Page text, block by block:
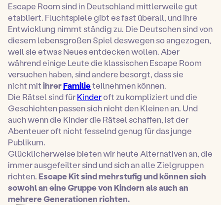
Escape Room sind in Deutschland mittlerweile gut
etabliert. Fluchtspiele gibt es fast überall, und ihre
Entwicklung nimmt ständig zu. Die Deutschen sind von
diesem lebensgroßen Spiel deswegen so angezogen,
weil sie etwas Neues entdecken wollen. Aber
während einige Leute die klassischen Escape Room
versuchen haben, sind andere besorgt, dass sie
nicht mitihrerFamilieteilnehmen können.
Die Rätsel sind fürKinderoft zu kompliziert und die
Geschichten passen sich nicht den Kleinen an. Und
auch wenn die Kinder die Rätsel schaffen, ist der
Abenteuer oft nicht fesselnd genug für das junge
Publikum.
Glücklicherweise bieten wir heute Alternativen an, die
immer ausgefeilter sind und sich an alle Zielgruppen
richten.Escape Kit sind mehrstufig und können sich
sowohl an eine Gruppe von Kindern als auch an
mehrere Generationen richten.